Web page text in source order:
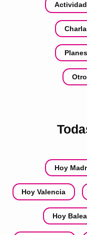
Hoy
Hoy Valencia
Hoy